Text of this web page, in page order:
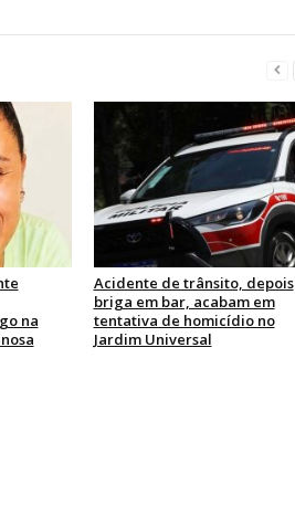
na
Acidente de trânsito, depois
briga em bar, acabam em
tentativa de homicídio no
Jardim Universal